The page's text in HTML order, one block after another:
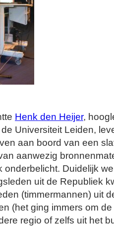
Henk den Heijer,
Universiteit Leiden,
aan boord van een
aanwezig
onderbelicht. Duidelijk
uit de Republiek
(timmermannen) uit
(het ging immers om
regio of zelfs uit het